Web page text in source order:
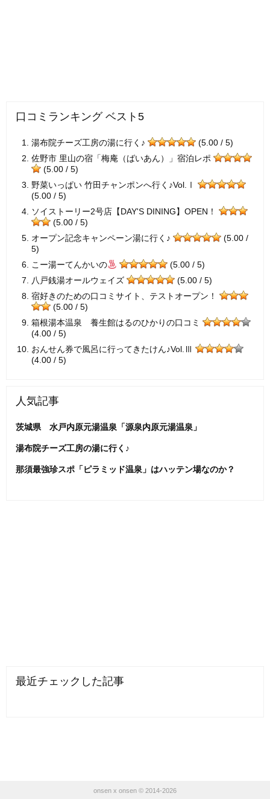
口コミランキング ベスト5
湯布院チーズ工房の湯に行く♪
(5.00 / 5)
佐野市 里山の宿「梅庵（ばいあん）」宿泊レポ
(5.00 / 5)
野菜いっぱい 竹田チャンポンへ行く♪Vol.Ⅰ
(5.00 / 5)
ソイストーリー2号店【DAY'S DINING】OPEN！
(5.00 / 5)
オープン記念キャンペーン湯に行く♪
(5.00 /
5)
こー湯ーてんかいの
(5.00 / 5)
八戸銭湯オールウェイズ
(5.00 / 5)
宿好きのための口コミサイト、テストオープン！
(5.00 / 5)
箱根湯本温泉 養生館はるのひかりの口コミ
(4.00 / 5)
おんせん券で風呂に行ってきたけん♪Vol.Ⅲ
(4.00 / 5)
人気記事
茨城県 水戸内原元湯温泉「源泉内原元湯温泉」
湯布院チーズ工房の湯に行く♪
那須最強珍スポ「ピラミッド温泉」はハッテン場なのか？
最近チェックした記事
onsen x onsen © 2014-2026